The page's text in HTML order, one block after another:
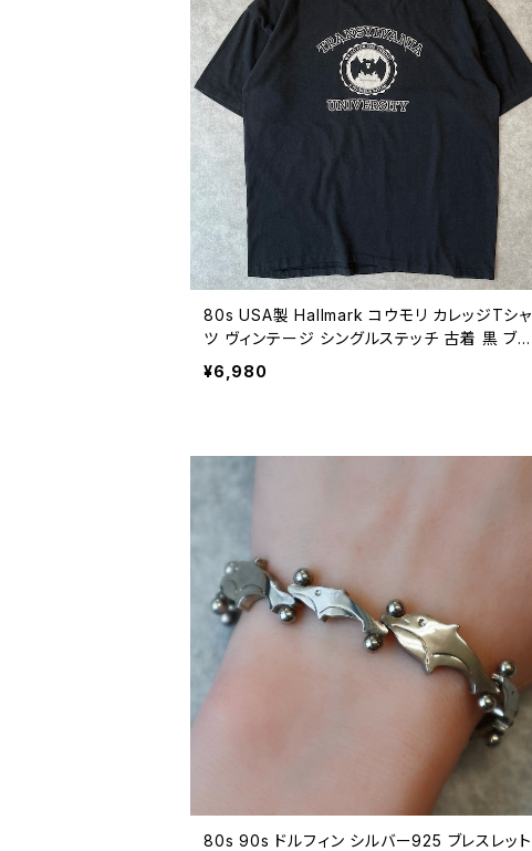
80s USA製 Hallmark コウモリ カレッジTシャ
ツ ヴィンテージ シングルステッチ 古着 黒 ブラ
ック 80年代 ビンテージ XL 26080307
¥6,980
80s 90s ドルフィン シルバー925 ブレスレット